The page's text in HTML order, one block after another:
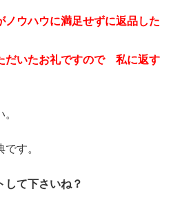
ノウハウに満足せずに返品した
だいたお礼ですので 私に返す
す。
して下さいね？